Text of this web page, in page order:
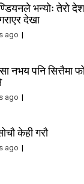
भन्योः तेरो
देखा
ago
नभय पनि सित्तैमा
ago
केही गरौ
ago